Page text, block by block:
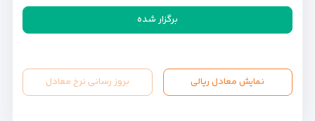
برگزار شده
نمایش معادل ریالی بروز رسانی نرخ معادل